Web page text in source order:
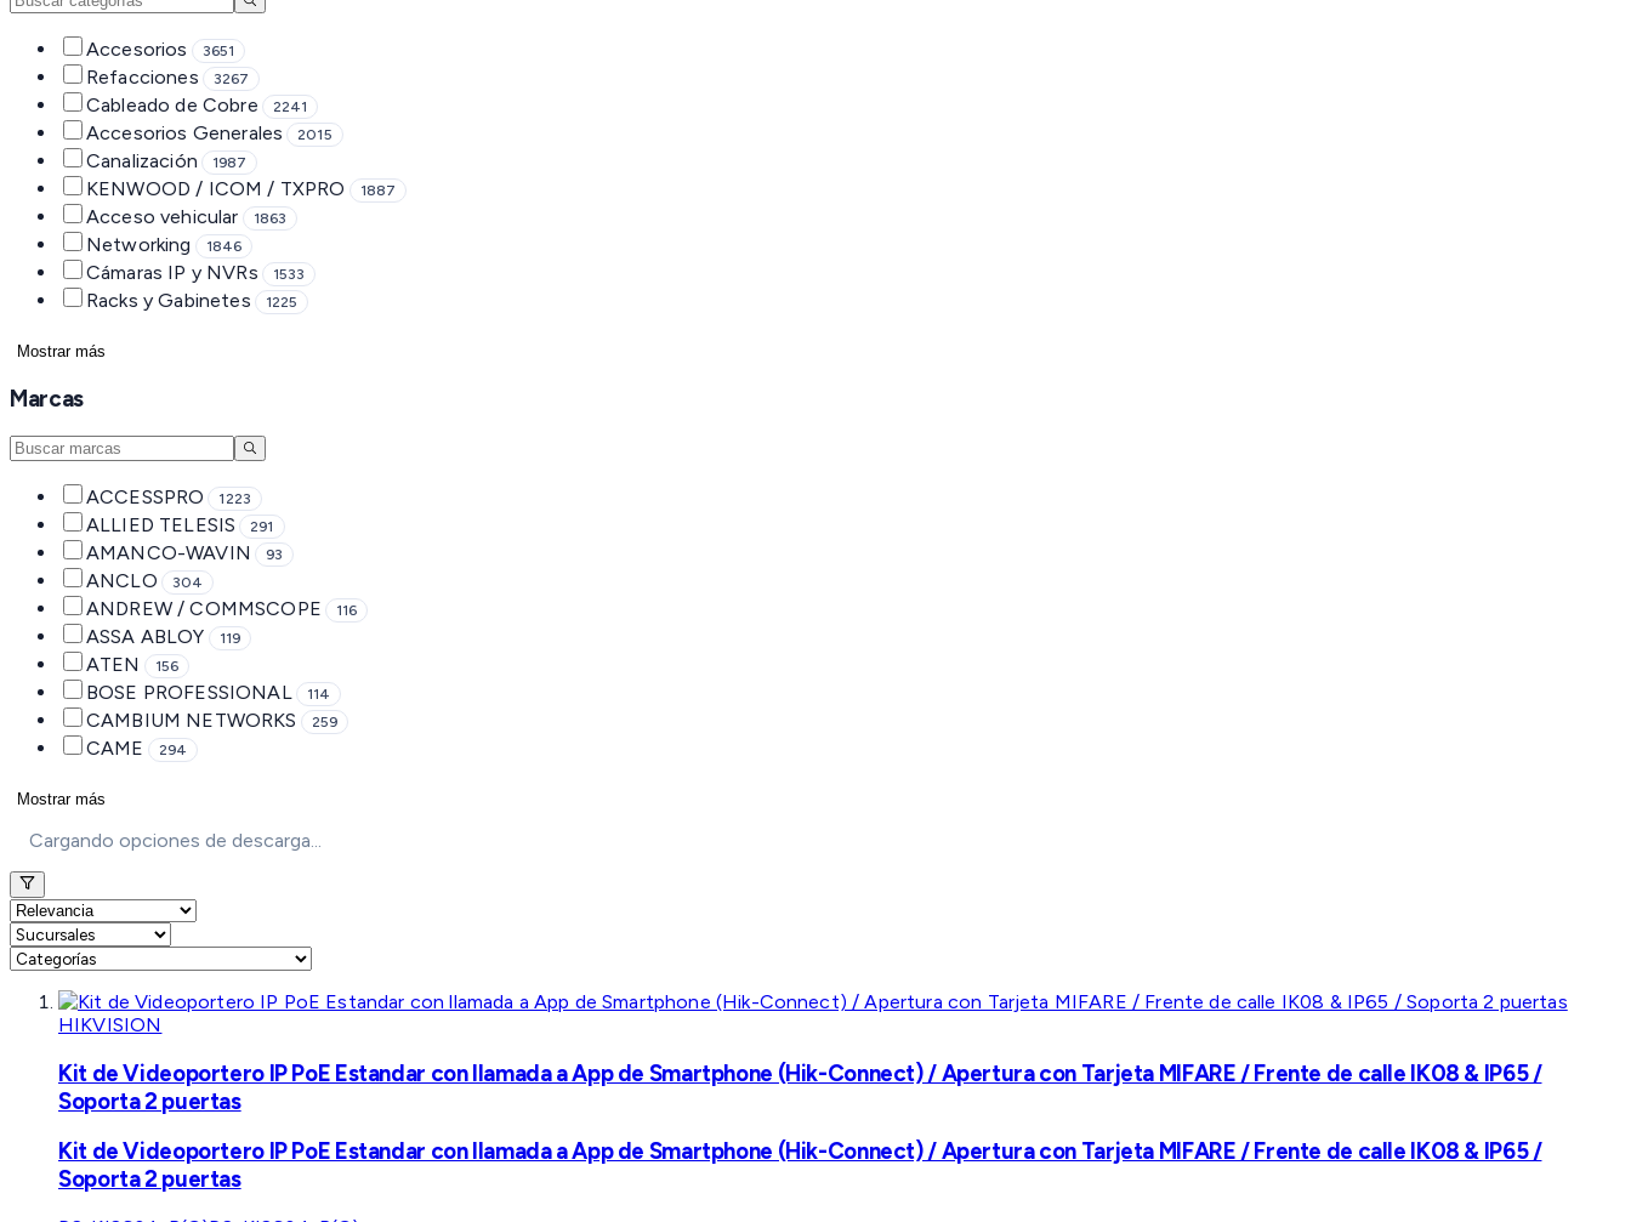
Accesorios 3651
Refacciones 3267
Cableado de Cobre 2241
Accesorios Generales 2015
Canalización 1987
KENWOOD / ICOM / TXPRO 1887
Acceso vehicular 1863
Networking 1846
Cámaras IP y NVRs 1533
Racks y Gabinetes 1225
Mostrar más
Marcas
ACCESSPRO 1223
ALLIED TELESIS 291
AMANCO-WAVIN 93
ANCLO 304
ANDREW / COMMSCOPE 116
ASSA ABLOY 119
ATEN 156
BOSE PROFESSIONAL 114
CAMBIUM NETWORKS 259
CAME 294
Mostrar más
Cargando opciones de descarga...
HIKVISION
Kit de Videoportero IP PoE Estandar con llamada a App de Smartphone (Hik-Connect) / Apertura con Tarjeta MIFARE / Frente de calle IK08 & IP65 /
Soporta 2 puertas
Kit de Videoportero IP PoE Estandar con llamada a App de Smartphone (Hik-Connect) / Apertura con Tarjeta MIFARE / Frente de calle IK08 & IP65 /
Soporta 2 puertas